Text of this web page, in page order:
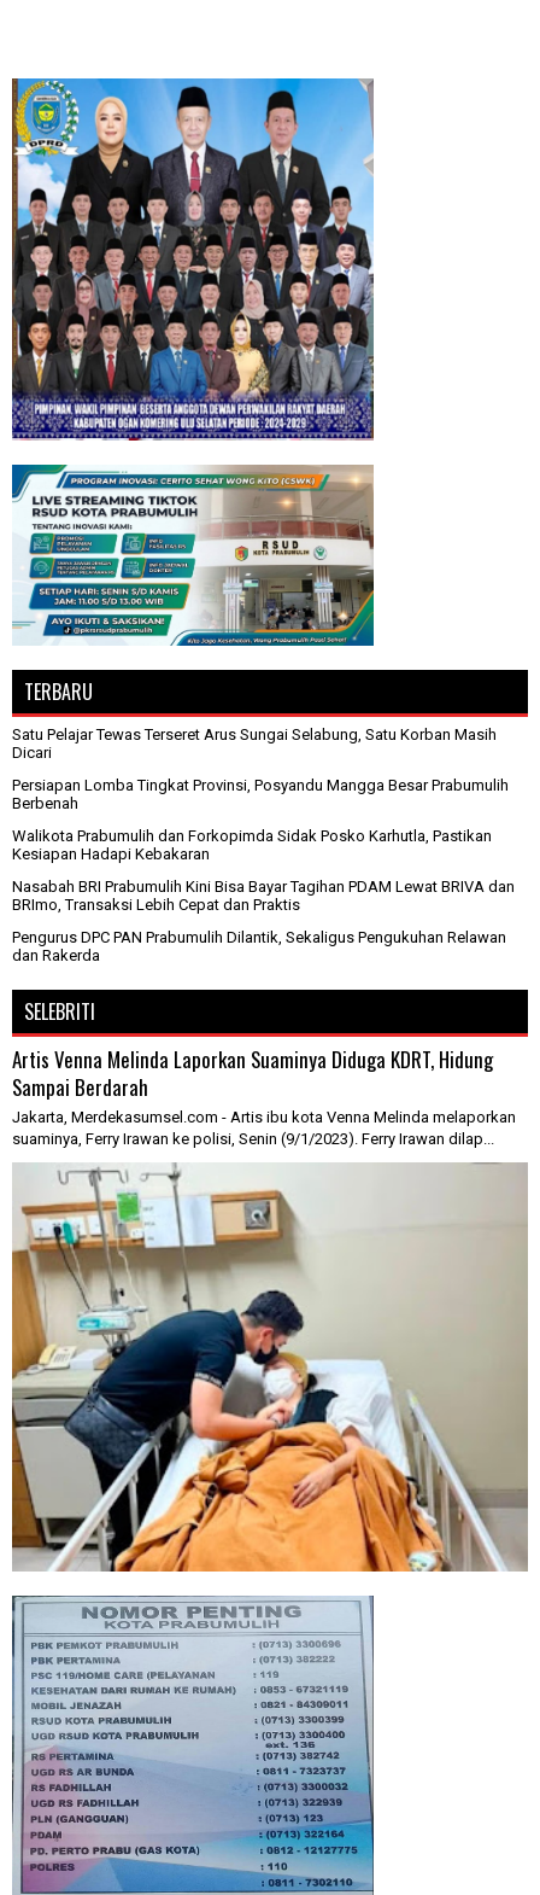
TERBARU
Satu Pelajar Tewas Terseret Arus Sungai Selabung, Satu Korban Masih
Dicari
Persiapan Lomba Tingkat Provinsi, Posyandu Mangga Besar Prabumulih
Berbenah
Walikota Prabumulih dan Forkopimda Sidak Posko Karhutla, Pastikan
Kesiapan Hadapi Kebakaran
Nasabah BRI Prabumulih Kini Bisa Bayar Tagihan PDAM Lewat BRIVA dan
BRImo, Transaksi Lebih Cepat dan Praktis
Pengurus DPC PAN Prabumulih Dilantik, Sekaligus Pengukuhan Relawan
dan Rakerda
SELEBRITI
Artis Venna Melinda Laporkan Suaminya Diduga KDRT, Hidung
Sampai Berdarah
Jakarta, Merdekasumsel.com - Artis ibu kota Venna Melinda melaporkan
suaminya, Ferry Irawan ke polisi, Senin (9/1/2023). Ferry Irawan dilap...